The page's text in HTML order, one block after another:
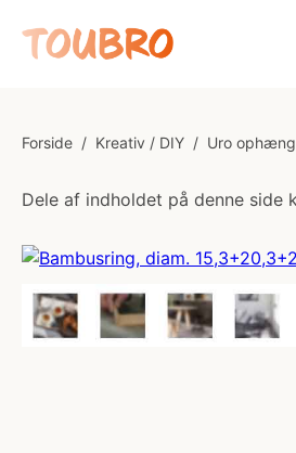
Forside / Kreativ / DIY / Uro
Dele af indholdet på denne